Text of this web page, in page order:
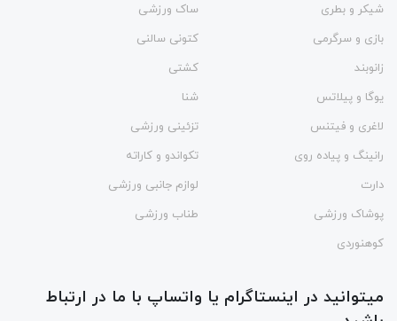
شیکر و بطری
ساک ورزشی
بازی و سرگرمی
کتونی سالنی
زانوبند
کشتی
یوگا و پیلاتس
شنا
لاغری و فیتنس
تزئینی ورزشی
رانینگ و پیاده روی
تکواندو و کاراته
دارت
لوازم جانبی ورزشی
پوشاک ورزشی
طناب ورزشی
کوهنوردی
میتوانید در اینستاگرام یا واتساپ با ما در ارتباط